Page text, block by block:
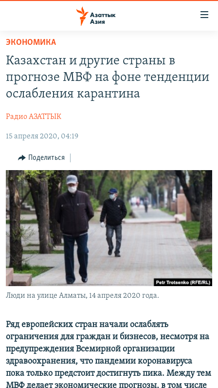
Вернуться
основному
содержанию
Вернутся
главной
Вернутся
поиску
КЫРГЫЗСТАН
ТАДЖИКИСТАН
ВОЙНА В УКРАИНЕ
ҚАЗАҚША
КЫРГЫЗЧА
ЎЗБЕКЧА
ТОҶИКӢ
TÜRKMENÇE
Все сайты РСЕ/РС
ЭКОНОМИКА
Казахстан и другие страны в
прогнозе МВФ на фоне тенденции
ослабления карантина
Радио АЗАТТЫК
15 апреля 2020, 04:19
Поделиться
Люди на улице Алматы, 14 апреля 2020 года.
Ряд европейских стран начали ослаблять
ограничения для граждан и бизнесов, несмотря на
предупреждения Всемирной организации
здравоохранения, что пандемии коронавируса
пока только предстоит достигнуть пика. Между тем
МВФ делает экономические прогнозы, в том числе